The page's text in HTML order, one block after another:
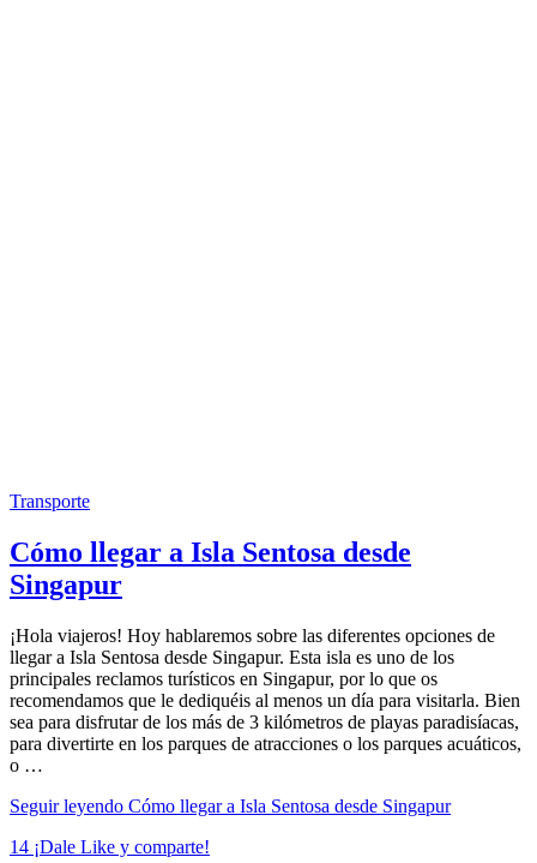
Transporte
Cómo llegar a Isla Sentosa desde
Singapur
¡Hola viajeros! Hoy hablaremos sobre las diferentes opciones de
llegar a Isla Sentosa desde Singapur. Esta isla es uno de los
principales reclamos turísticos en Singapur, por lo que os
recomendamos que le dediquéis al menos un día para visitarla. Bien
sea para disfrutar de los más de 3 kilómetros de playas paradisíacas,
para divertirte en los parques de atracciones o los parques acuáticos,
o …
Seguir leyendo Cómo llegar a Isla Sentosa desde Singapur
14 ¡Dale Like y comparte!